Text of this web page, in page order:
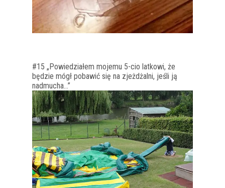
#15 „Powiedziałem mojemu 5-cio latkowi, że
będzie mógł pobawić się na zjeżdżalni, jeśli ją
nadmucha…”